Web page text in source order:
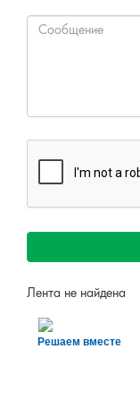
Лента не найдена
Решаем вместе